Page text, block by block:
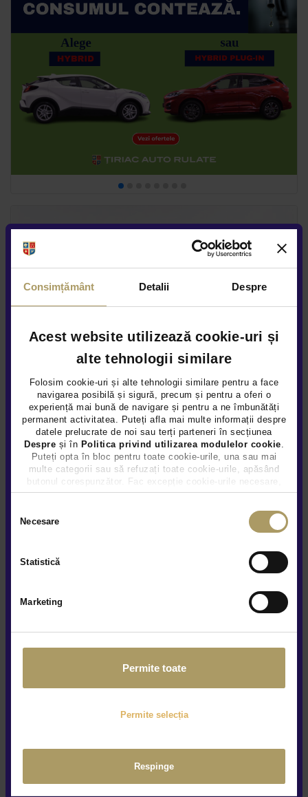
Consimțământ Detalii Despre
Acest website utilizează cookie-uri și
alte tehnologii similare
Folosim cookie-uri și alte tehnologii similare pentru a face
navigarea posibilă și sigură, precum și pentru a oferi o
experiență mai bună de navigare și pentru a ne îmbunătăți
permanent activitatea. Puteți afla mai multe informații despre
datele prelucrate de noi sau terți parteneri în secțiunea
Despre și în Politica privind utilizarea modulelor cookie
Puteți opta în bloc pentru toate cookie-urile, una sau mai
multe categorii sau să refuzați toate cookie-urile, apăsând
butonul corespunzător. Fac excepție cookie-urile necesare,
care sunt activate automat, conform legislației în vigoare.
Necesare
Statistică
Marketing
Permite toate
Permite selecția
Respinge
AUDI Q5 2.0L
35.950 €
34.790 €